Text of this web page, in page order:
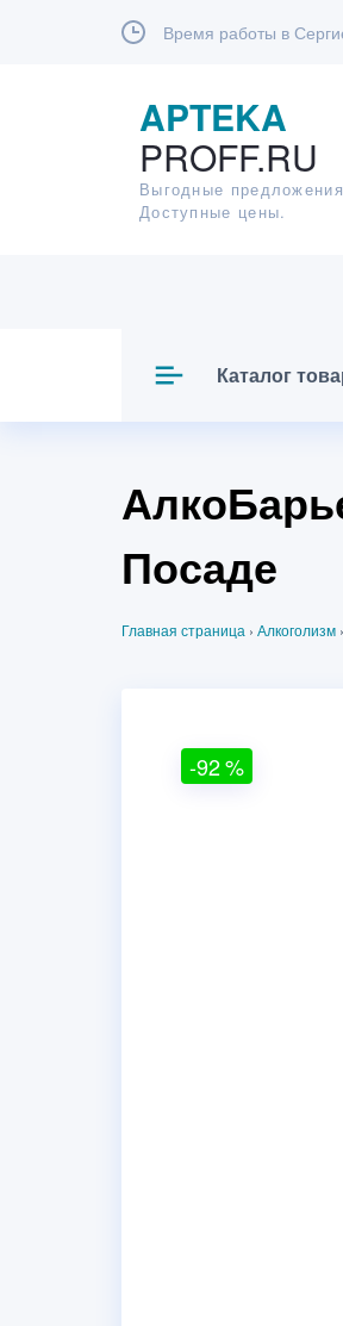
Время работы в
APTEKA
PROFF.RU
Выгодные
Доступные цены.
Каталог
Посаде
Главная страница › Алкоголизм ›
-92%